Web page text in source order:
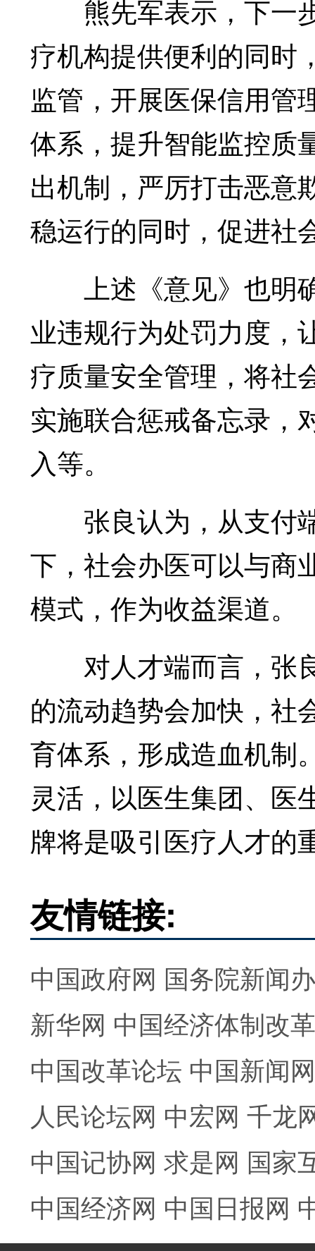
熊先军表示，下一
疗机构提供便利的同时
监管，开展医保信用管
体系，提升智能监控质
出机制，严厉打击恶意
稳运行的同时，促进社
上述《意见》也明
业违规行为处罚力度，
疗质量安全管理，将社
实施联合惩戒备忘录，
入等。
张良认为，从支付
下，社会办医可以与商
模式，作为收益渠道。
对人才端而言，张
的流动趋势会加快，社
育体系，形成造血机制
灵活，以医生集团、医
牌将是吸引医疗人才的
友情链接:
中国政府网 国务院新闻
新华网 中国经济体制改
中国改革论坛 中国新闻网
人民论坛网 中宏网 千龙
中国记协网 求是网 国家
中国经济网 中国日报网